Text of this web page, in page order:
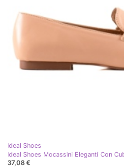
Ideal Shoes
Ideal Shoes Mocassini Eleganti Con
37,08 €